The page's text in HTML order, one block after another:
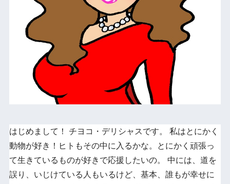
はじめまして！ チヨコ・デリシャスです。 私はとにかく
動物が好き！ヒトもその中に入るかな。とにかく頑張っ
て生きているものが好きで応援したいの。 中には、道を
誤り、いじけている人もいるけど、基本、誰もが幸せに